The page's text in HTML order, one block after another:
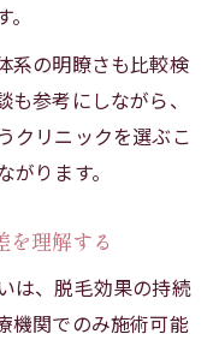
系の明瞭さも比較検
参考にしながら、
クリニックを選ぶこ
ります。
を理解する
は、脱毛効果の持続
機関でのみ施術可能